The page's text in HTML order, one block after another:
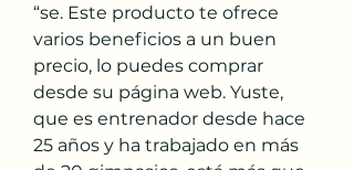
“se. Este producto te ofrece
varios beneficios a un buen
precio, lo puedes comprar
desde su página web. Yuste,
que es entrenador desde hace
25 años y ha trabajado en más